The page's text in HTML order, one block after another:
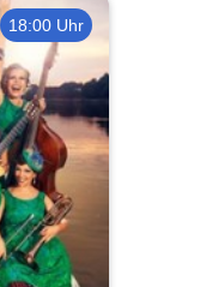
18:00 Uhr